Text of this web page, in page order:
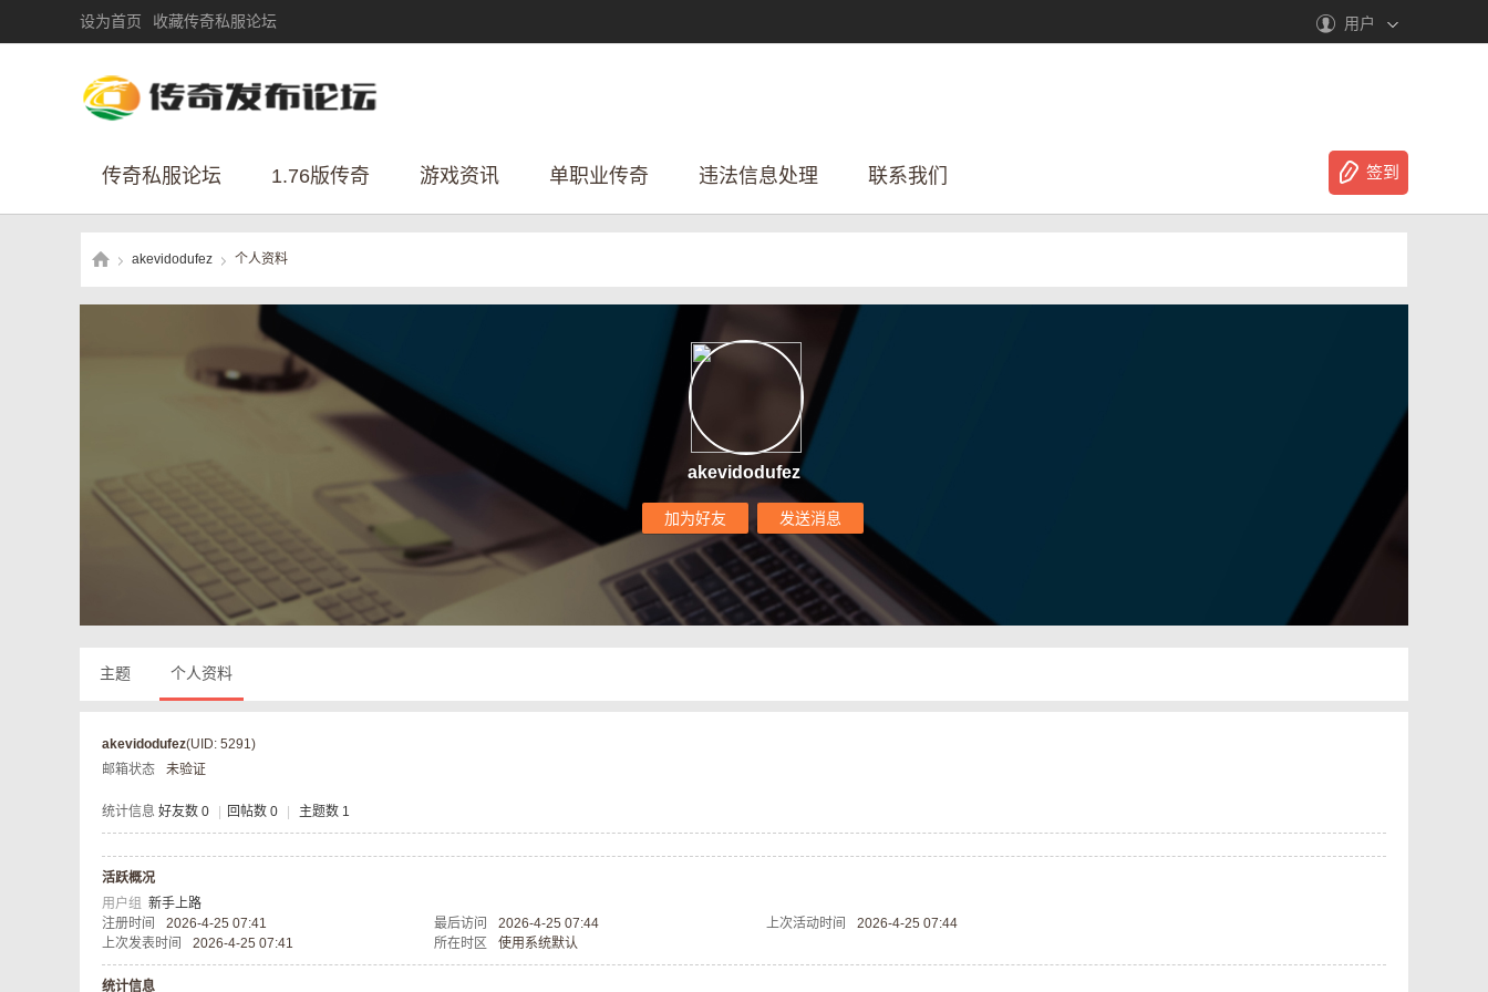
设为首页 收藏传奇私服论坛 用户
传奇私服论坛 1.76版传奇 游戏资讯 单职业传奇 违法信息处理 联系我们 签到
akevidodufez 个人资料
akevidodufez
加为好友 发送消息
主题 个人资料
akevidodufez(UID: 5291)
邮箱状态
未验证
统计信息 好友数 0 回帖数 0 主题数 1
活跃概况
用户组 新手上路
注册时间
2026-4-25 07:41 最后访问 2026-4-25 07:44 上次活动时间
2026-4-25 07:44
上次发表时间
2026-4-25 07:41 所在时区 使用系统默认
统计信息